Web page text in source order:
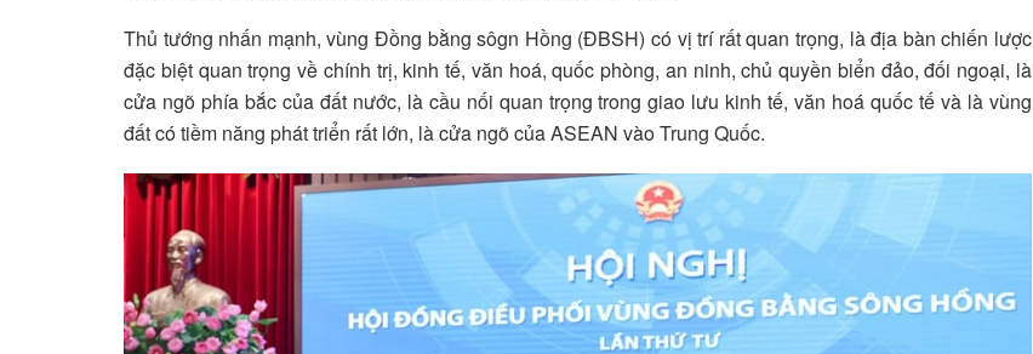
Thủ tướng nhấn mạnh, vùng Đồng bằng sôgn Hồng (ĐBSH) có vị trí rất quan trọng, là địa bàn chiến lược
đặc biệt quan trọng về chính trị, kinh tế, văn hoá, quốc phòng, an ninh, chủ quyền biển đảo, đối ngoại, là
cửa ngõ phía bắc của đất nước, là cầu nối quan trọng trong giao lưu kinh tế, văn hoá quốc tế và là vùng
đất có tiềm năng phát triển rất lớn, là cửa ngõ của ASEAN vào Trung Quốc.